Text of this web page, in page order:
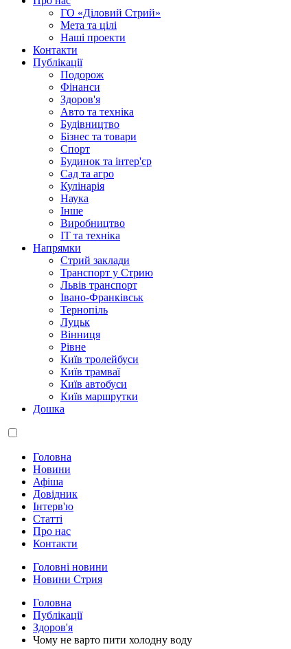
ГО «Діловий Стрий»
Мета та цілі
Наші проекти
Контакти
Публікації
Подорож
Фінанси
Здоров'я
Авто та техніка
Будівництво
Бізнес та товари
Спорт
Будинок та інтер'єр
Сад та агро
Кулінарія
Наука
Інше
Виробництво
IT та техніка
Напрямки
Стрий заклади
Транспорт у Стрию
Львів транспорт
Івано-Франківськ
Тернопіль
Луцьк
Вінниця
Рівне
Київ тролейбуси
Київ трамваї
Київ автобуси
Київ маршрутки
Дошка
Головна
Новини
Афіша
Довідник
Інтерв'ю
Статті
Про нас
Контакти
Головні новини
Новини Стрия
Головна
Публікації
Здоров'я
Чому не варто пити холодну воду